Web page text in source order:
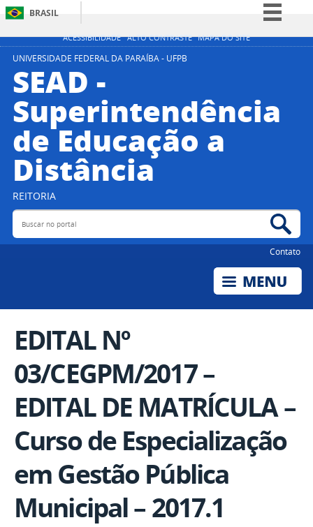
ACESSIBILIDADE ALTO CONTRASTE MAPA DO SITE
BRASIL
Simplifique!
Acesso à informação
Legislação
Canais
UNIVERSIDADE FEDERAL DA PARAÍBA - UFPB
SEAD -
Superintendência
de Educação a
Distância
REITORIA
Buscar no portal
Contato
EDITAL Nº
03/CEGPM/2017 –
EDITAL DE MATRÍCULA –
Curso de Especialização
em Gestão Pública
Municipal – 2017.1